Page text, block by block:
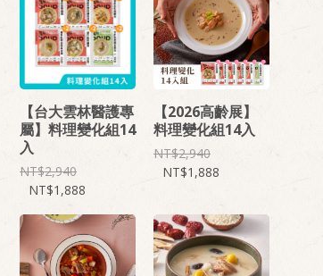
【台大雲林醫護專
屬】料理變化組14
入
2,940
1,888
【2026高齡展】
料理變化組14入
2,940
1,888